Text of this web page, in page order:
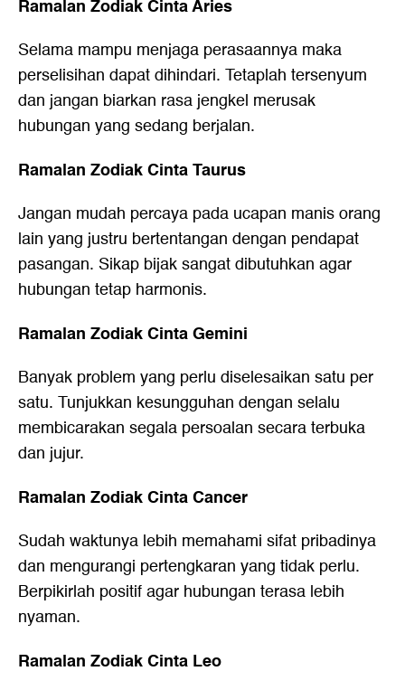
Ramalan Zodiak Cinta Aries
Selama mampu menjaga perasaannya maka
perselisihan dapat dihindari. Tetaplah tersenyum
dan jangan biarkan rasa jengkel merusak
hubungan yang sedang berjalan.
Ramalan Zodiak Cinta Taurus
Jangan mudah percaya pada ucapan manis orang
lain yang justru bertentangan dengan pendapat
pasangan. Sikap bijak sangat dibutuhkan agar
hubungan tetap harmonis.
Ramalan Zodiak Cinta Gemini
Banyak problem yang perlu diselesaikan satu per
satu. Tunjukkan kesungguhan dengan selalu
membicarakan segala persoalan secara terbuka
dan jujur.
Ramalan Zodiak Cinta Cancer
Sudah waktunya lebih memahami sifat pribadinya
dan mengurangi pertengkaran yang tidak perlu.
Berpikirlah positif agar hubungan terasa lebih
nyaman.
Ramalan Zodiak Cinta Leo